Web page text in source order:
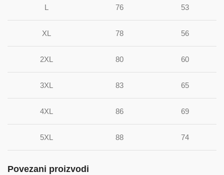
L 76 53
XL 78 56
2XL 80 60
3XL 83 65
4XL 86 69
5XL 88 74
Povezani proizvodi